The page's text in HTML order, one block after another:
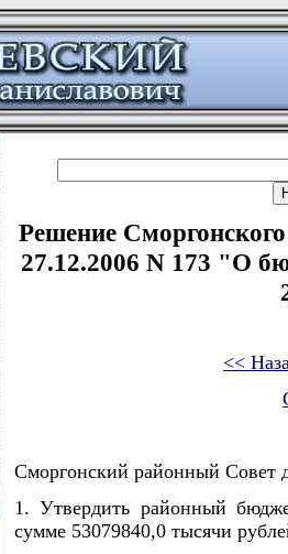
Решение
27.12.2006 N 173 "О
<<
Сморгонский районный
1. Утвердить районный
сумме 53079840,0 тысячи